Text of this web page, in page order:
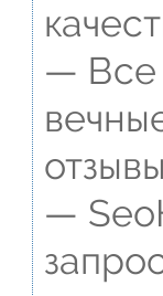
— Все
—